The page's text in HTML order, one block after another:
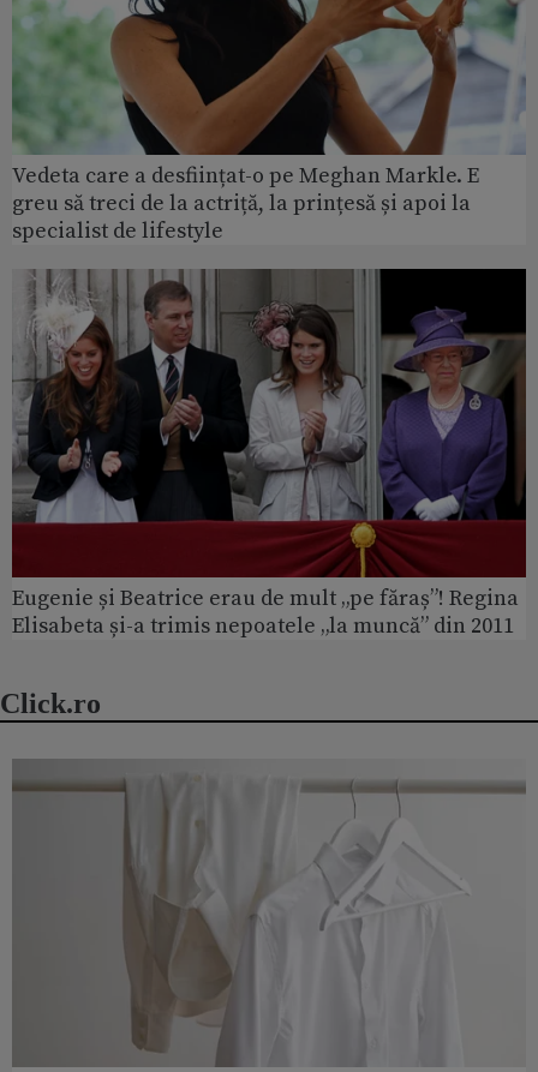
Vedeta care a desființat-o pe Meghan Markle. E
greu să treci de la actriță, la prințesă și apoi la
specialist de lifestyle
Eugenie și Beatrice erau de mult „pe făraș”! Regina
Elisabeta și-a trimis nepoatele „la muncă” din 2011
Click.ro